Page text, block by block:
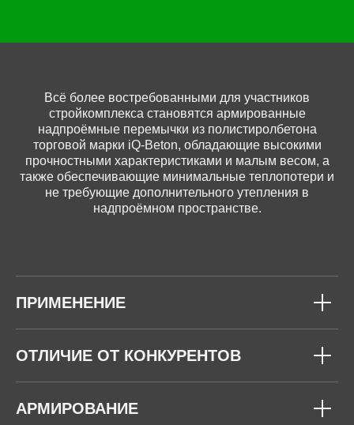
Всё более востребованными для участников
стройкомплекса становятся армированные
надпроёмные перемычки из полистиролбетона
торговой марки iQ-Beton, обладающие высокими
прочностными характеристиками и малым весом, а
также обеспечивающие минимальные теплопотери и
не требующие дополнительного утепления в
надпроёмном пространстве.
ПРИМЕНЕНИЕ
ОТЛИЧИЕ ОТ КОНКУРЕНТОВ
АРМИРОВАНИЕ